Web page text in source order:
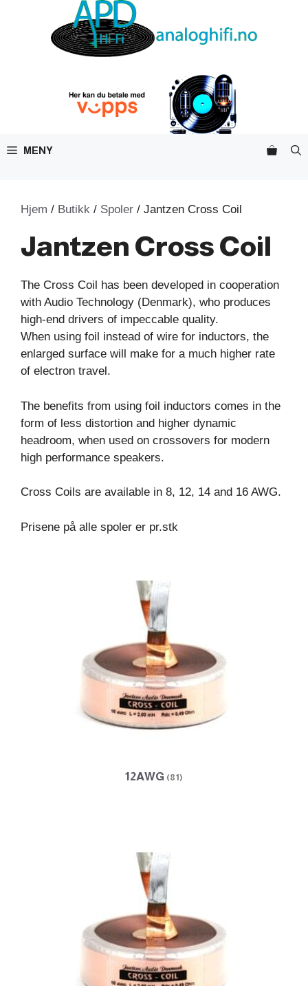
MENY
Hjem / Butikk / Spoler / Jantzen Cross Coil
Jantzen Cross Coil
The Cross Coil has been developed in cooperation
with Audio Technology (Denmark), who produces
high-end drivers of impeccable quality.
When using foil instead of wire for inductors, the
enlarged surface will make for a much higher rate
of electron travel.
The benefits from using foil inductors comes in the
form of less distortion and higher dynamic
headroom, when used on crossovers for modern
high performance speakers.
Cross Coils are available in 8, 12, 14 and 16 AWG.
Prisene på alle spoler er pr.stk
12AWG (81)